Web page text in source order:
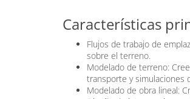
Características
Flujos de trabajo de
sobre el terreno.
Modelado de terreno:
transporte y simulaciones
Modelado de obra lineal: